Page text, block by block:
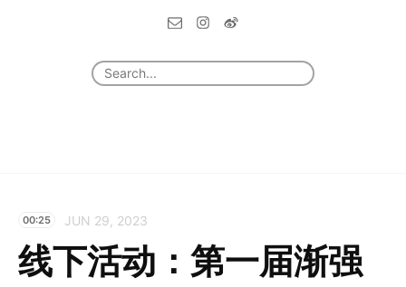
00:25 JUN 29, 2023
线下活动：第一届渐强